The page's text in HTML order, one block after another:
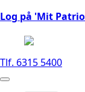
Log på 'Mit
Tlf. 6315 5400